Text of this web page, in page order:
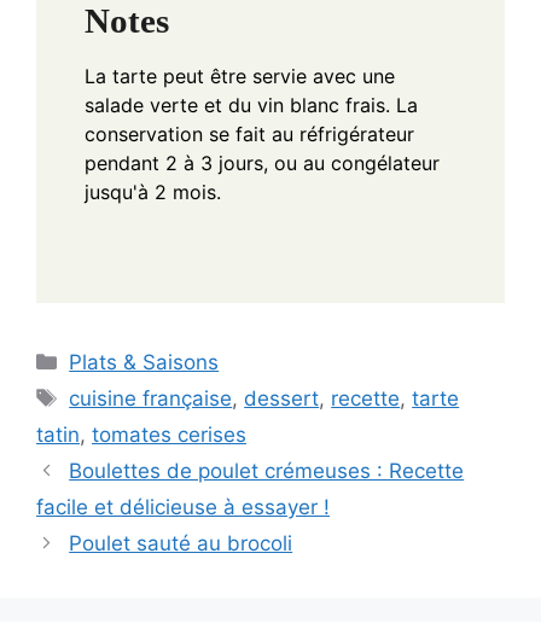
Notes
La tarte peut être servie avec une
salade verte et du vin blanc frais. La
conservation se fait au réfrigérateur
pendant 2 à 3 jours, ou au congélateur
jusqu'à 2 mois.
Categories
Plats & Saisons
Tags
cuisine française, dessert, recette,tarte
tatin, tomates cerises
Boulettes de poulet crémeuses : Recette
facile et délicieuse à essayer !
Poulet sauté au brocoli